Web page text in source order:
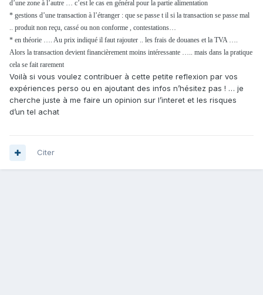
d’une zone à l’autre … c’est le cas en général pour la partie alimentation
* gestions d’une transaction à l’étranger : que se passe t il si la transaction se passe mal
.. produit non reçu, cassé ou non conforme , contestations…
* en théorie …. Au prix indiqué il faut rajouter .. les frais de douanes et la TVA ….
Alors la transaction devient financièrement moins intéressante ….. mais dans la pratique
cela se fait rarement
Voilà si vous voulez contribuer à cette petite reflexion par vos
expériences perso ou en ajoutant des infos n’hésitez pas ! … je
cherche juste à me faire un opinion sur l’interet et les risques
d’un tel achat
Citer